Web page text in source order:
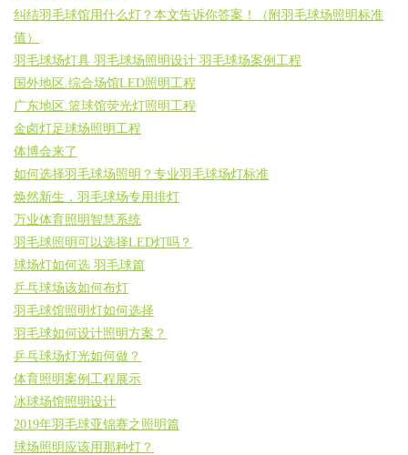
纠结羽毛球馆用什么灯？本文告诉你答案！（附羽毛球场照明标准
值）
羽毛球场灯具 羽毛球场照明设计 羽毛球场案例工程
国外地区.综合场馆LED照明工程
广东地区.篮球馆荧光灯照明工程
金卤灯足球场照明工程
体博会来了
如何选择羽毛球场照明？专业羽毛球场灯标准
焕然新生，羽毛球场专用排灯
万业体育照明智慧系统
羽毛球照明可以选择LED灯吗？
球场灯如何选 羽毛球篇
乒乓球场该如何布灯
羽毛球馆照明灯如何选择
羽毛球如何设计照明方案？
乒乓球场灯光如何做？
体育照明案例工程展示
冰球场馆照明设计
2019年羽毛球亚锦赛之照明篇
球场照明应该用那种灯？